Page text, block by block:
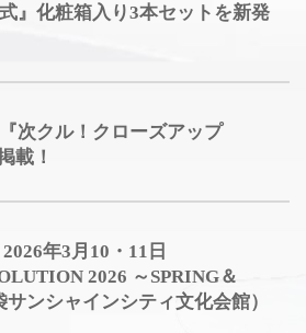
』化粧箱入り3本セットを新発
次クル！クローズアップ
載！
年3月10・11日
2026 ～SPRING＆
ンシャインシティ文化会館）